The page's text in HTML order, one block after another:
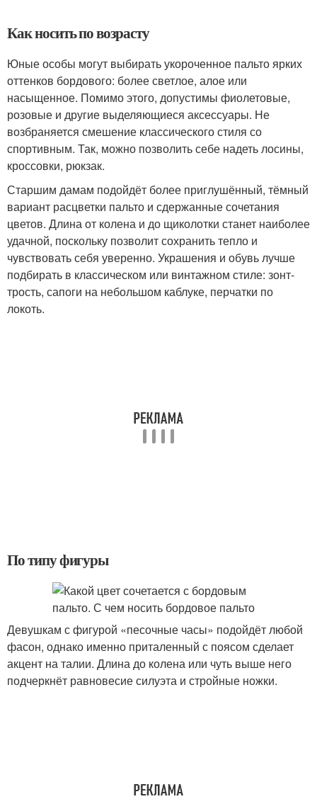
Как носить по возрасту
Юные особы могут выбирать укороченное пальто ярких
оттенков бордового: более светлое, алое или
насыщенное. Помимо этого, допустимы фиолетовые,
розовые и другие выделяющиеся аксессуары. Не
возбраняется смешение классического стиля со
спортивным. Так, можно позволить себе надеть лосины,
кроссовки, рюкзак.
Старшим дамам подойдёт более приглушённый, тёмный
вариант расцветки пальто и сдержанные сочетания
цветов. Длина от колена и до щиколотки станет наиболее
удачной, поскольку позволит сохранить тепло и
чувствовать себя уверенно. Украшения и обувь лучше
подбирать в классическом или винтажном стиле: зонт-
трость, сапоги на небольшом каблуке, перчатки по
локоть.
По типу фигуры
Девушкам с фигурой «песочные часы» подойдёт любой
фасон, однако именно приталенный с поясом сделает
акцент на талии. Длина до колена или чуть выше него
подчеркнёт равновесие силуэта и стройные ножки.